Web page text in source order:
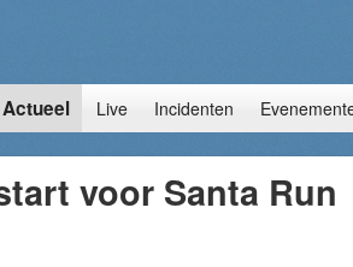
Actueel Live Incidenten
voor Santa Run